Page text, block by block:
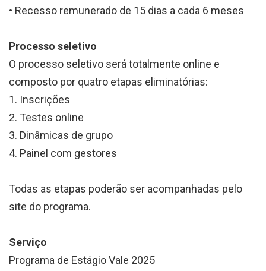
• Recesso remunerado de 15 dias a cada 6 meses
Processo seletivo
O processo seletivo será totalmente online e
composto por quatro etapas eliminatórias:
1. Inscrições
2. Testes online
3. Dinâmicas de grupo
4. Painel com gestores
Todas as etapas poderão ser acompanhadas pelo
site do programa.
Serviço
Programa de Estágio Vale 2025